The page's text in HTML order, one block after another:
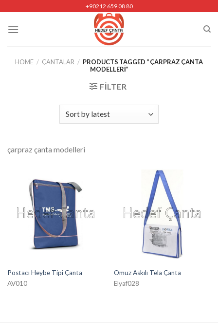
content
+90212 659 08 80
HOME / ÇANTALAR / PRODUCTS TAGGED “ ÇARPRAZ ÇANTA
MODELLERI”
FILTER
çarpraz çanta modelleri
Postacı Heybe Tipi Çanta
AV010
Omuz Askılı Tela Çanta
Elyaf028